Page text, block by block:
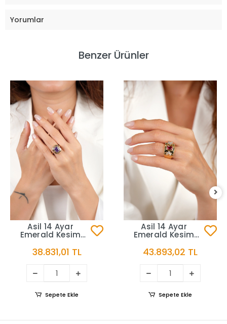
Yorumlar
Benzer Ürünler
Asil 14 Ayar
Emerald Kesim
Altın Yüzük YZK3725
38.831,01 TL
Sepete Ekle
Asil 14 Ayar
Emerald Kesim
Altın Yüzük
YZK3644
43.893,02 TL
Sepete Ekle